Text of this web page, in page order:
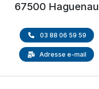
67500 Haguenau
03 88 06 59 59
Adresse e-mail